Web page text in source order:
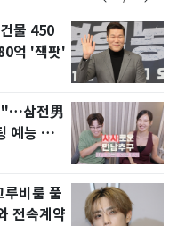
물 450
억 '잭팟'
삼전男
예능 화
비룸 품
전속계약